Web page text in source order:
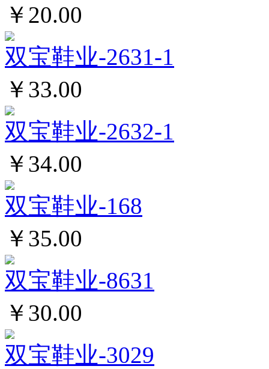
￥20.00
双宝鞋业-2631-1
￥33.00
双宝鞋业-2632-1
￥34.00
双宝鞋业-168
￥35.00
双宝鞋业-8631
￥30.00
双宝鞋业-3029